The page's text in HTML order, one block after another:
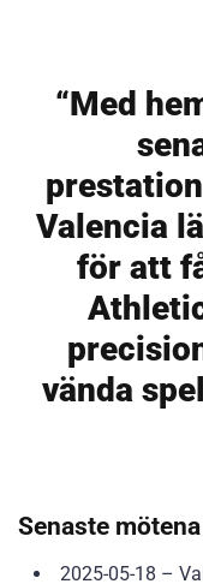
“Med
Valencia
för att
vända
Senaste
2025-05-18 –